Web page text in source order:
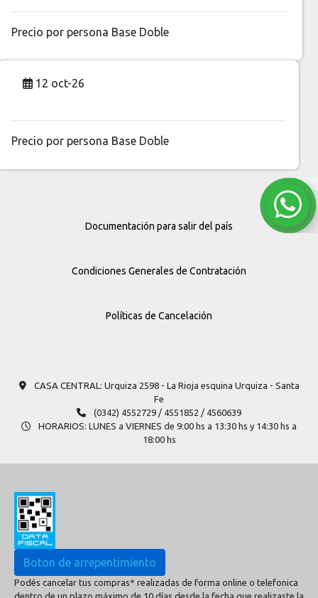
Precio por persona Base Doble
12 oct-26
Precio por persona Base Doble
Documentación para salir del país
Condiciones Generales de Contratación
Políticas de Cancelación
CASA CENTRAL: Urquiza 2598​ - La Rioja esquina Urquiza - Santa
Fe
(0342) 4552729 / 4551852 / 4560639
HORARIOS: LUNES a VIERNES de 9:00 hs a 13:30 hs y 14:30 hs a
18:00 hs
Boton de arrepentimiento
Podés cancelar tus compras* realizadas de forma online o telefonica
dentro de un plazo máximo de 10 días desde la fecha que realizaste la